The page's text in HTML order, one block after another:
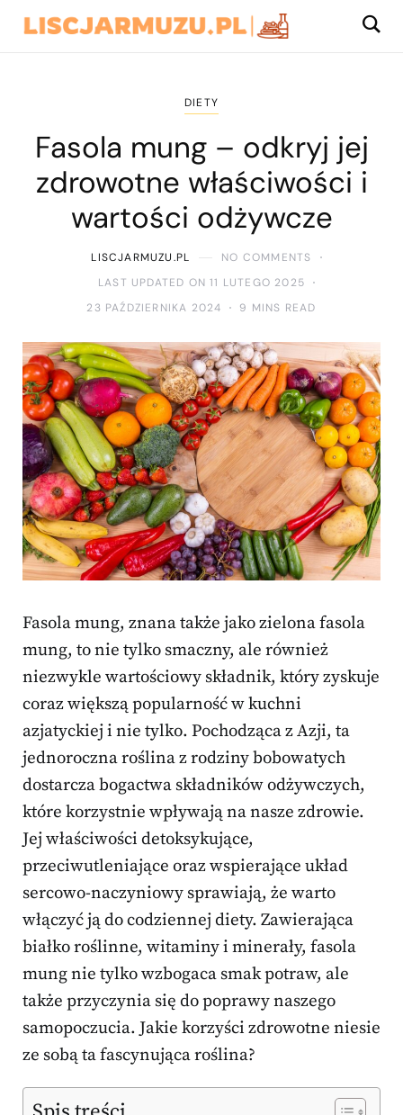
DIETY
Fasola mung – odkryj jej
zdrowotne właściwości i
wartości odżywcze
LISCJARMUZU.PL
NO COMMENTS
LAST UPDATED ON 11 LUTEGO 2025
23 PAŹDZIERNIKA 2024
9 MINS READ
Fasola mung, znana także jako zielona fasola
mung, to nie tylko smaczny, ale również
niezwykle wartościowy składnik, który zyskuje
coraz większą popularność w kuchni
azjatyckiej i nie tylko. Pochodząca z Azji, ta
jednoroczna roślina z rodziny bobowatych
dostarcza bogactwa składników odżywczych,
które korzystnie wpływają na nasze zdrowie.
Jej właściwości detoksykujące,
przeciwutleniające oraz wspierające układ
sercowo-naczyniowy sprawiają, że warto
włączyć ją do codziennej diety. Zawierająca
białko roślinne, witaminy i minerały, fasola
mung nie tylko wzbogaca smak potraw, ale
także przyczynia się do poprawy naszego
samopoczucia. Jakie korzyści zdrowotne niesie
ze sobą ta fascynująca roślina?